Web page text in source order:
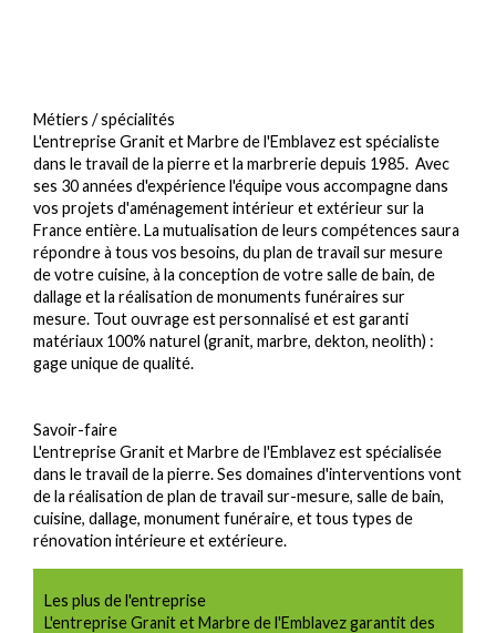
Métiers / spécialités
L'entreprise Granit et Marbre de l'Emblavez est spécialiste
dans le travail de la pierre et la marbrerie depuis 1985. Avec
ses 30 années d'expérience l'équipe vous accompagne dans
vos projets d'aménagement intérieur et extérieur sur la
France entière. La mutualisation de leurs compétences saura
répondre à tous vos besoins, du plan de travail sur mesure
de votre cuisine, à la conception de votre salle de bain, de
dallage et la réalisation de monuments funéraires sur
mesure. Tout ouvrage est personnalisé et est garanti
matériaux 100% naturel (granit, marbre, dekton, neolith) :
gage unique de qualité.
Savoir-faire
L'entreprise Granit et Marbre de l'Emblavez est spécialisée
dans le travail de la pierre. Ses domaines d'interventions vont
de la réalisation de plan de travail sur-mesure, salle de bain,
cuisine, dallage, monument funéraire, et tous types de
rénovation intérieure et extérieure.
Les plus de l'entreprise
L'entreprise Granit et Marbre de l'Emblavez garantit des